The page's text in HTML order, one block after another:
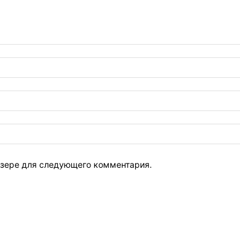
для следующего комментария.